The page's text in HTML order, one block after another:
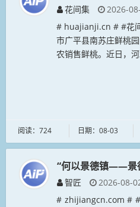
花间集
2026-
# huajianji.cn # #花
市广平县南苏庄鲜桃
农销售鲜桃。近日，
阅读：724 日期：08-03
“何以景德镇——景
智匠
2026-08-
# zhijiangcn.com #